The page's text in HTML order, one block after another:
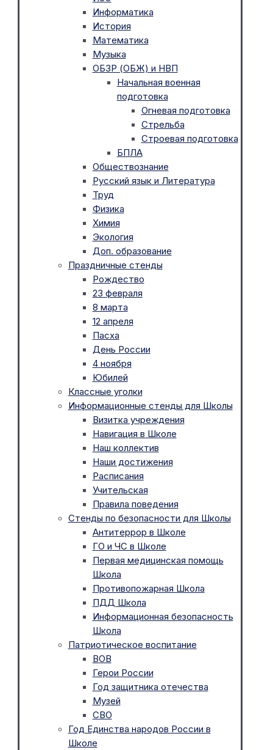
Информатика
История
Математика
Музыка
ОБЗР (ОБЖ) и НВП
Начальная военная
подготовка
Огневая подготовка
Стрельба
Строевая подготовка
БПЛА
Обществознание
Русский язык и Литература
Труд
Физика
Химия
Экология
Доп. образование
Праздничные стенды
Рождество
23 февраля
8 марта
12 апреля
Пасха
День России
4 ноября
Юбилей
Классные уголки
Информационные стенды для Школы
Визитка учреждения
Навигация в Школе
Наш коллектив
Наши достижения
Расписания
Учительская
Правила поведения
Стенды по безопасности для Школы
Антитеррор в Школе
ГО и ЧС в Школе
Первая медицинская помощь
Школа
Противопожарная Школа
ПДД Школа
Информационная безопасность
Школа
Патриотическое воспитание
ВОВ
Герои России
Год защитника отечества
Музей
СВО
Год Единства народов России в
Школе